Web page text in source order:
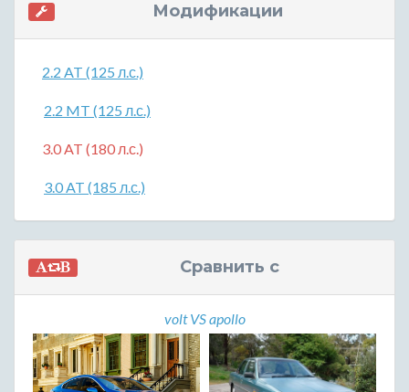
Модификации
2.2 AT (125 л.с.)
2.2 MT (125 л.с.)
3.0 AT (180 л.с.)
3.0 AT (185 л.с.)
Сравнить с
volt VS apollo